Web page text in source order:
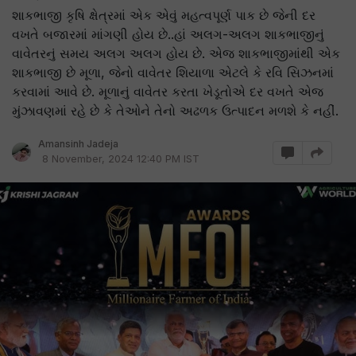
શાકભાજી કૃષિ ક્ષેત્રમાં એક એવું મહત્વપૂર્ણ પાક છે જેની દર
વખતે બજારમાં માંગણી હોય છે..હાં અલગ-અલગ શાકભાજીનું
વાવેતરનું સમય અલગ અલગ હોય છે. એજ શાકભાજીમાંથી એક
શાકભાજી છે મૂળા, જેનો વાવેતર શિયાળા એટલે કે રવિ સિઝનમાં
કરવામાં આવે છે. મૂળાનું વાવેતર કરતા ખેડૂતોએ દર વખતે એજ
મુંઝાવણમાં રહે છે કે તેઓને તેનો અઢળક ઉત્પાદન મળશે કે નહીં.
Amansinh Jadeja
8 November, 2024 12:40 PM IST